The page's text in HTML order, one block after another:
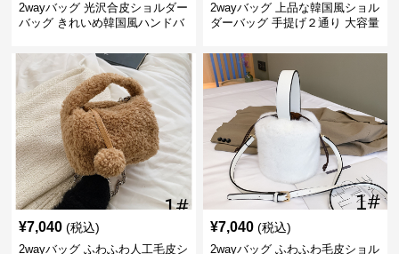
2wayバッグ 光沢合皮ショルダー
バッグ きれいめ韓国風ハンドバ
2wayバッグ 上品な韓国風ショル
ダーバッグ 手提げ２通り 大容量
¥7,040 (税込)
2wayバッグ ふわふわ人工毛皮シ
¥7,040 (税込)
2wayバッグ ふわふわ毛皮ショル